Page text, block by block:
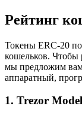
Рейтинг
Токены ERC-20
кошельков. Чтобы
мы предложим
аппаратный,
1. Trezor